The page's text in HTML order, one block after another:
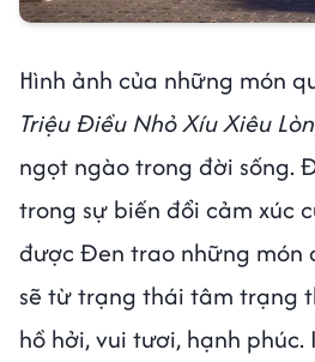
Hình ảnh của những món
Triệu Điều Nhỏ Xíu Xiêu
ngọt ngào trong đời sống.
trong sự biến đổi cảm xúc
được Đen trao những món
sẽ từ trạng thái tâm trạng
hồ hởi, vui tươi, hạnh